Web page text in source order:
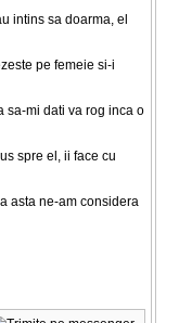
intins sa doarma, el
pe femeie si-i
sa-mi dati va rog inca o
spre el, ii face cu
asta ne-am considera